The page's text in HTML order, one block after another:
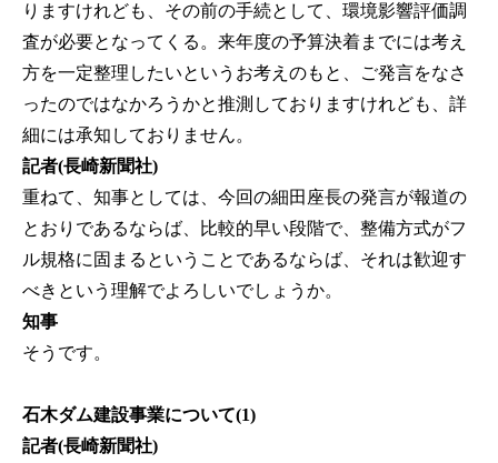
りますけれども、その前の手続として、環境影響評価調
査が必要となってくる。来年度の予算決着までには考え
方を一定整理したいというお考えのもと、ご発言をなさ
ったのではなかろうかと推測しておりますけれども、詳
細には承知しておりません。
記者(長崎新聞社)
重ねて、知事としては、今回の細田座長の発言が報道の
とおりであるならば、比較的早い段階で、整備方式がフ
ル規格に固まるということであるならば、それは歓迎す
べきという理解でよろしいでしょうか。
知事
そうです。
石木ダム建設事業について(1)
記者(長崎新聞社)